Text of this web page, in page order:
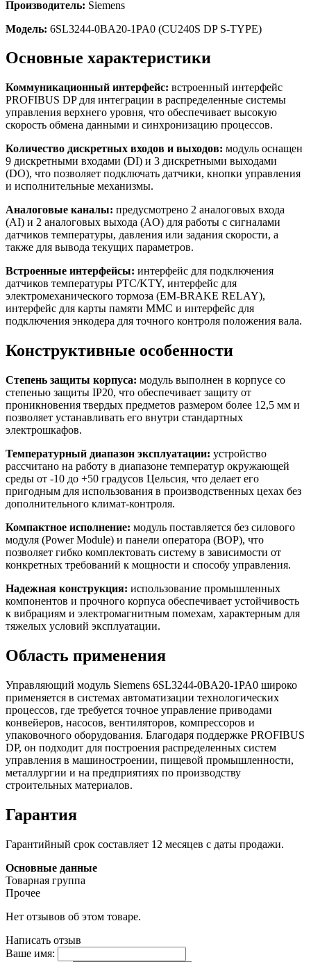
Производитель: Siemens
Модель: 6SL3244-0BA20-1PA0 (CU240S DP S-TYPE)
Основные характеристики
Коммуникационный интерфейс: встроенный интерфейс
PROFIBUS DP для интеграции в распределенные системы
управления верхнего уровня, что обеспечивает высокую
скорость обмена данными и синхронизацию процессов.
Количество дискретных входов и выходов: модуль оснащен
9 дискретными входами (DI) и 3 дискретными выходами
(DO), что позволяет подключать датчики, кнопки управления
и исполнительные механизмы.
Аналоговые каналы: предусмотрено 2 аналоговых входа
(AI) и 2 аналоговых выхода (AO) для работы с сигналами
датчиков температуры, давления или задания скорости, а
также для вывода текущих параметров.
Встроенные интерфейсы: интерфейс для подключения
датчиков температуры PTC/KTY, интерфейс для
электромеханического тормоза (EM-BRAKE RELAY),
интерфейс для карты памяти MMC и интерфейс для
подключения энкодера для точного контроля положения вала.
Конструктивные особенности
Степень защиты корпуса: модуль выполнен в корпусе со
степенью защиты IP20, что обеспечивает защиту от
проникновения твердых предметов размером более 12,5 мм и
позволяет устанавливать его внутри стандартных
электрошкафов.
Температурный диапазон эксплуатации: устройство
рассчитано на работу в диапазоне температур окружающей
среды от -10 до +50 градусов Цельсия, что делает его
пригодным для использования в производственных цехах без
дополнительного климат-контроля.
Компактное исполнение: модуль поставляется без силового
модуля (Power Module) и панели оператора (BOP), что
позволяет гибко комплектовать систему в зависимости от
конкретных требований к мощности и способу управления.
Надежная конструкция: использование промышленных
компонентов и прочного корпуса обеспечивает устойчивость
к вибрациям и электромагнитным помехам, характерным для
тяжелых условий эксплуатации.
Область применения
Управляющий модуль Siemens 6SL3244-0BA20-1PA0 широко
применяется в системах автоматизации технологических
процессов, где требуется точное управление приводами
конвейеров, насосов, вентиляторов, компрессоров и
упаковочного оборудования. Благодаря поддержке PROFIBUS
DP, он подходит для построения распределенных систем
управления в машиностроении, пищевой промышленности,
металлургии и на предприятиях по производству
строительных материалов.
Гарантия
Гарантийный срок составляет 12 месяцев с даты продажи.
Основные данные
Товарная группа
Прочее
Нет отзывов об этом товаре.
Написать отзыв
Ваше имя: